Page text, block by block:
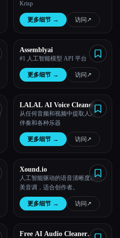
Krisp
更多细节 → 访问 ↗︎
Assemblyai
#1 人工智能模型 API 平台
更多细节 → 访问 ↗︎
LALAL AI Voice Cleaner
从任何音频和视频中提取人声、
伴奏和各种乐器
更多细节 → 访问 ↗︎
Xound.io
人工智能驱动的语音清晰度和完
美音调，适合创作者。
更多细节 → 访问 ↗︎
Free AI Audio Cleaner